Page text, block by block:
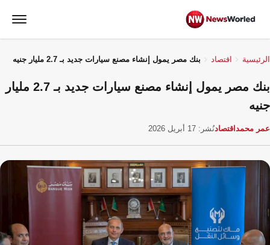
الرئيسية اقتصاد بنك مصر يمول إنشاء مصنع سيارات جديد بـ 2.7 مليار جنيه
بنك مصر يمول إنشاء مصنع سيارات جديد بـ 2.7 مليار
جنيه
عمر محمد اقتصادنُشر: 17 أبريل 2026